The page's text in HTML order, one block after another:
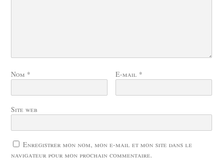
Nom * E-mail *
Site web
Enregistrer mon nom, mon e-mail et mon site dans le
navigateur pour mon prochain commentaire.